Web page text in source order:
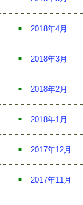
2018年4月
2018年3月
2018年2月
2018年1月
2017年12月
2017年11月